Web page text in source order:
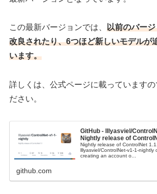
この最新バージョンでは、以前のバー
改良されたり、6つほど新しいモデルが
います。
詳しくは、公式ページに載っていますの
ださい。
GitHub - lllyasviel/
Nightly release of
Nightly release of ControlNet
lllyasviel/ControlNet-v1-1-nightly
creating an account o...
github.com